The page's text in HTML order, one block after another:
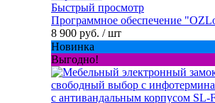
Быстрый просмотр
Программное обеспечение
8 900 руб. / шт
Новинка
Выгодно!